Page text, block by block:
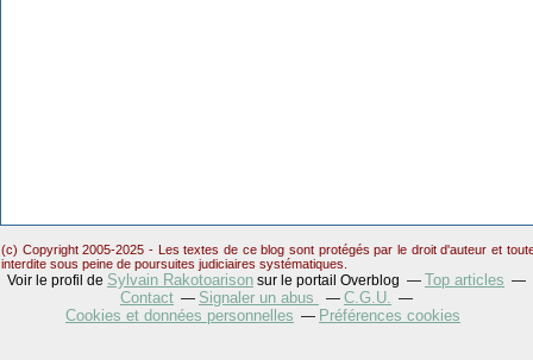
(c) Copyright 2005-2025 - Les textes de ce blog sont protégés par le droit d'auteur et
interdite sous peine de poursuites judiciaires systématiques.
Voir le profil de Sylvain Rakotoarison sur le portail Overblog
Top articles
Contact
Signaler un abus
C.G.U.
Cookies et données personnelles
Préférences cookies